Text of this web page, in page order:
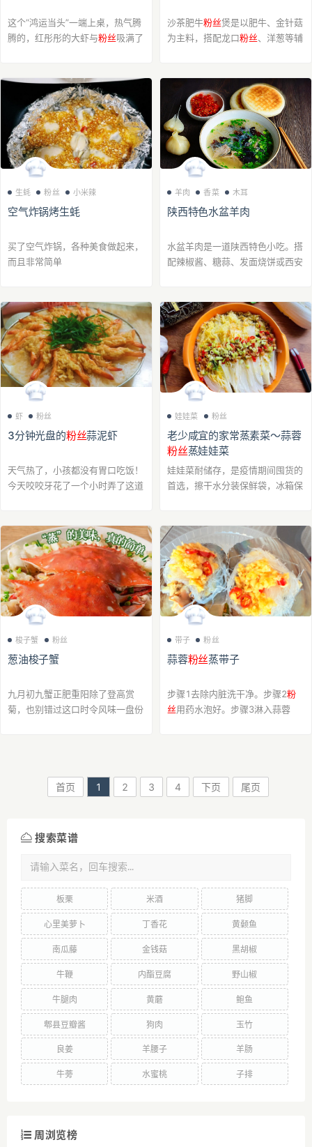
这个“鸿运当头”一端上桌，热气腾
腾的，红彤彤的大虾与粉丝吸满了
“鸿运”，摆在粉丝上面，就是“当
头”。简...
沙茶肥牛粉丝煲是以肥牛、金针菇
为主料，搭配龙口粉丝、洋葱等辅
生蚝 粉丝 小米辣
空气炸锅烤生蚝
买了空气炸锅，各种美食做起来，
而且非常简单
羊肉 香菜 木耳
陕西特色水盆羊肉
水盆羊肉是一道陕西特色小吃。搭
配辣椒酱、糖蒜、发面烧饼或西安
让我这外地来西安定居的人着迷，
隔三岔五就得...
虾 粉丝
3分钟光盘的粉丝蒜泥虾
天气热了，小孩都没有胃口吃饭！
今天咬咬牙花了一个小时弄了这道
些，多吃几个补补钙长高高！上桌
3分钟光盘！！
娃娃菜 粉丝
老少咸宜的家常蒸素菜～蒜蓉
粉丝蒸娃娃菜
娃娃菜耐储存，是疫情期间囤货的
首选，擦干水分装保鲜袋，冰箱保
娃娃菜，做一道简单的家常素菜～
蒜蓉粉丝蒸娃...
梭子蟹 粉丝
葱油梭子蟹
九月初九蟹正肥重阳除了登高赏
菊，也别错过这口时令风味一盘份
带子 粉丝
蒜蓉粉丝蒸带子
步骤1去除内脏洗干净。步骤2粉
丝用药水泡好。步骤3淋入蒜蓉
首页 1 2 3 4 下页 尾页
搜索菜谱
板栗 米酒 猪脚
心里美萝卜 丁香花 黄颡鱼
南瓜藤 金钱菇 黑胡椒
牛鞭 内酯豆腐 野山椒
牛腿肉 黄蘑 鲍鱼
郫县豆瓣酱 狗肉 玉竹
良姜 羊腰子 羊肠
牛蒡 水蜜桃 子排
周浏览榜